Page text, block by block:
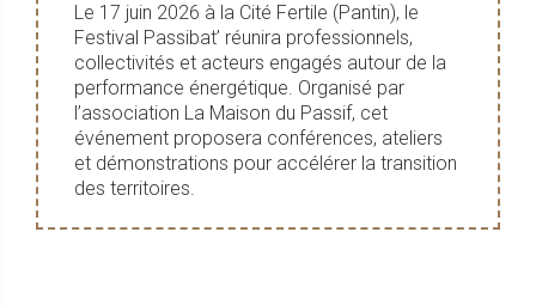
Le 17 juin 2026 à la Cité Fertile (Pantin), le
Festival Passibat’ réunira professionnels,
collectivités et acteurs engagés autour de la
performance énergétique. Organisé par
l’association La Maison du Passif, cet
événement proposera conférences, ateliers
et démonstrations pour accélérer la transition
des territoires.